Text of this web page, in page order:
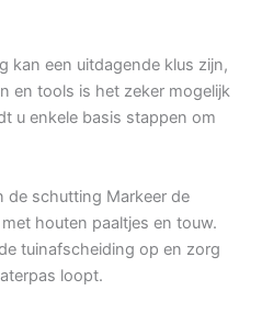
kan een uitdagende klus zijn,
en tools is het zeker mogelijk
u enkele basis stappen om
de schutting Markeer de
houten paaltjes en touw.
tuinafscheiding op en zorg
loopt.